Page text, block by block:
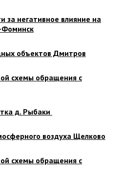
за негативное влияние на
объектов Дмитров
схемы обращения с
д. Рыбаки
воздуха Щелково
схемы обращения с